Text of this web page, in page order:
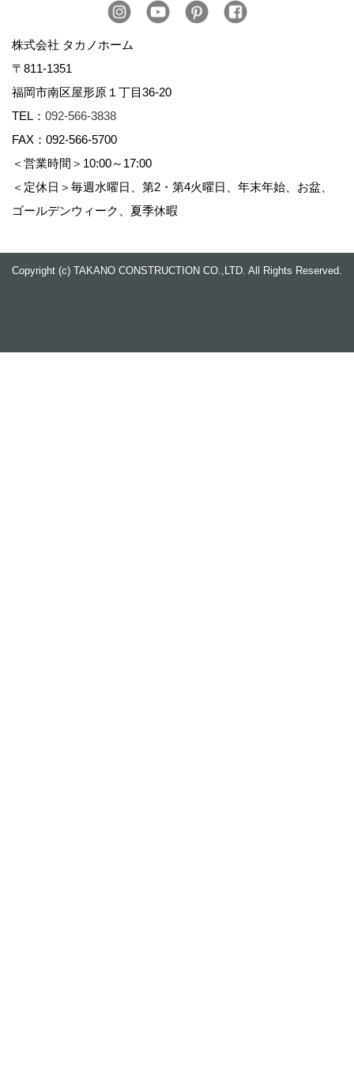
株式会社 タカノホーム
〒811-1351
福岡市南区屋形原１丁目36-20
TEL： 092-566-3838
FAX：092-566-5700
＜営業時間＞10:00～17:00
＜定休日＞毎週水曜日、第2・第4火曜日、年末年始、お盆、
ゴールデンウィーク、夏季休暇
Copyright (c) TAKANO CONSTRUCTION CO.,LTD. All Rights Reserved.